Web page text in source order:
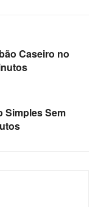
Caseiro no
Simples Sem